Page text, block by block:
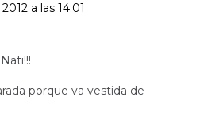
a las 14:01
porque va vestida de